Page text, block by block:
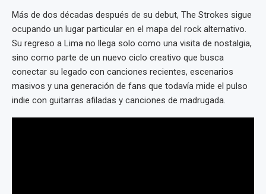
Más de dos décadas después de su debut, The Strokes sigue
ocupando un lugar particular en el mapa del rock alternativo.
Su regreso a Lima no llega solo como una visita de nostalgia,
sino como parte de un nuevo ciclo creativo que busca
conectar su legado con canciones recientes, escenarios
masivos y una generación de fans que todavía mide el pulso
indie con guitarras afiladas y canciones de madrugada.